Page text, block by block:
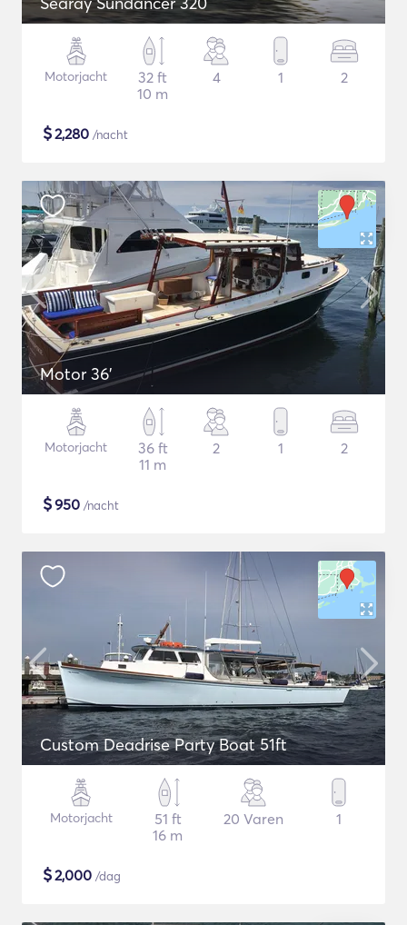
Motorjacht
32 ft
10 m
4 1 2
$2,280 /nacht
Motor 36'
Motorjacht
36 ft
11 m
2 1 2
$950 /nacht
Custom Deadrise Party Boat 51ft
Motorjacht
51 ft
16 m
20 Varen 1
$2,000 /dag